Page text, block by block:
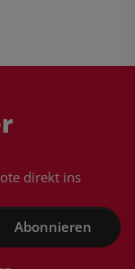
direkt ins
Abonnieren